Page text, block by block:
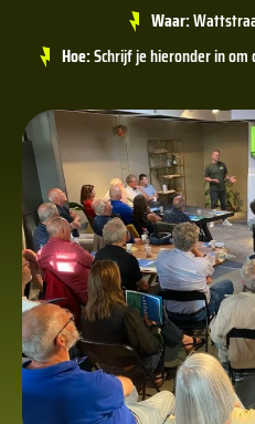
Waar:
Hoe:Schrijf je hieronder in